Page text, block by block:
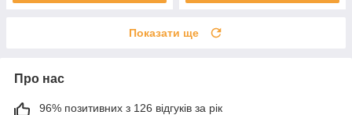
Показати ще
Про нас
96% позитивних з 126 відгуків за рік